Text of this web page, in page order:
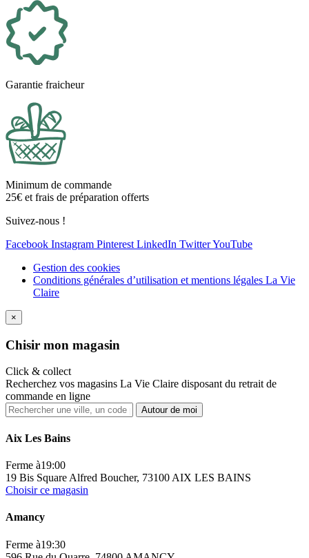
Garantie fraicheur
Minimum de commande
25€ et frais de préparation offerts
Suivez-nous !
Facebook Instagram Pinterest LinkedIn TwitterYouTube
Gestion des cookies
Conditions générales d’utilisation et mentions légales La Vie
Claire
×
Chisir mon magasin
Click & collect
Recherchez vos magasins La Vie Claire disposant du retrait de
commande en ligne
Autour de moi
Aix Les Bains
Ferme à19:00
19 Bis Square Alfred Boucher, 73100 AIX LES BAINS
Choisir ce magasin
Amancy
Ferme à19:30